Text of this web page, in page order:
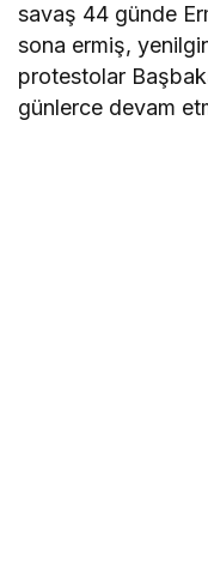
savaş 44 günde
sona ermiş,
protestolar
günlerce devam